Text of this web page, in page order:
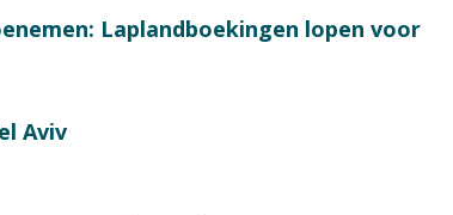
Laplandboekingen lopen voor
Aviv